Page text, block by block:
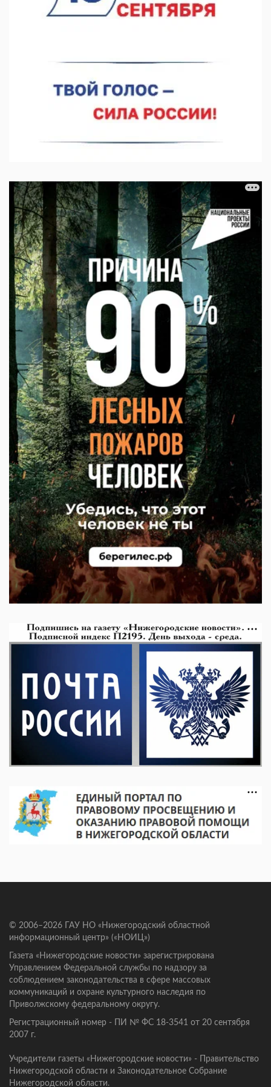
© 2006–2026 ГАУ НО «Нижегородский областной
информационный центр» («НОИЦ»)
Газета «Нижегородские новости» зарегистрирована
Управлением Федеральной службы по надзору за
соблюдением законодательства в сфере массовых
коммуникаций и охране культурного наследия по
Приволжскому федеральному округу.
Регистрационный номер - ПИ № ФС 18-3541 от 20 сентября
2007 г.
Учредители газеты «Нижегородские новости» - Правительство
Нижегородской области и Законодательное Собрание
Нижегородской области.